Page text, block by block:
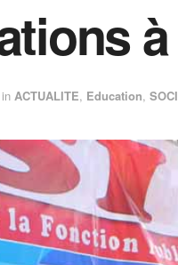
in ACTUALITE, Education,